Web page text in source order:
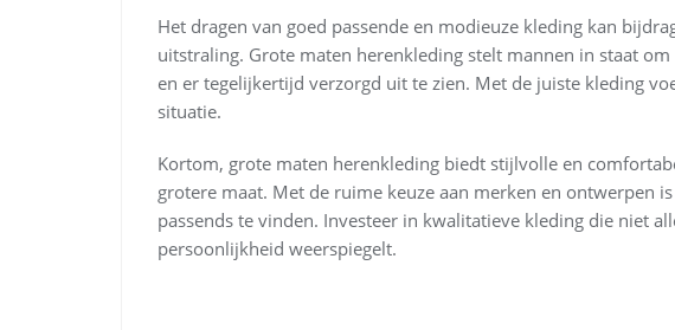
Het dragen van goed passende en modieuze kleding kan
uitstraling. Grote maten herenkleding stelt mannen in staat
en er tegelijkertijd verzorgd uit te zien. Met de juiste kleding
situatie.
Kortom, grote maten herenkleding biedt stijlvolle en
grotere maat. Met de ruime keuze aan merken en ontwerpen
passends te vinden. Investeer in kwalitatieve kleding die niet
persoonlijkheid weerspiegelt.